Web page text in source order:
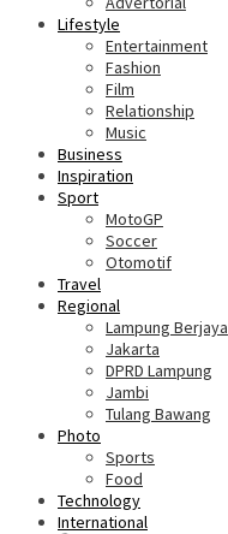
Lifestyle
Entertainment
Fashion
Film
Relationship
Music
Business
Inspiration
Sport
MotoGP
Soccer
Otomotif
Travel
Regional
Lampung Berjaya
Jakarta
DPRD Lampung
Jambi
Tulang Bawang
Photo
Sports
Food
Technology
International